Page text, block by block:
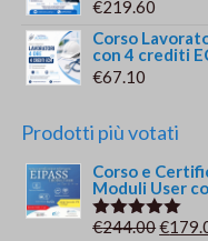
€219.60
Corso
con 4 crediti
€67.10
Prodotti più votati
Corso e
Moduli User
Valutato
€244.00Il
€